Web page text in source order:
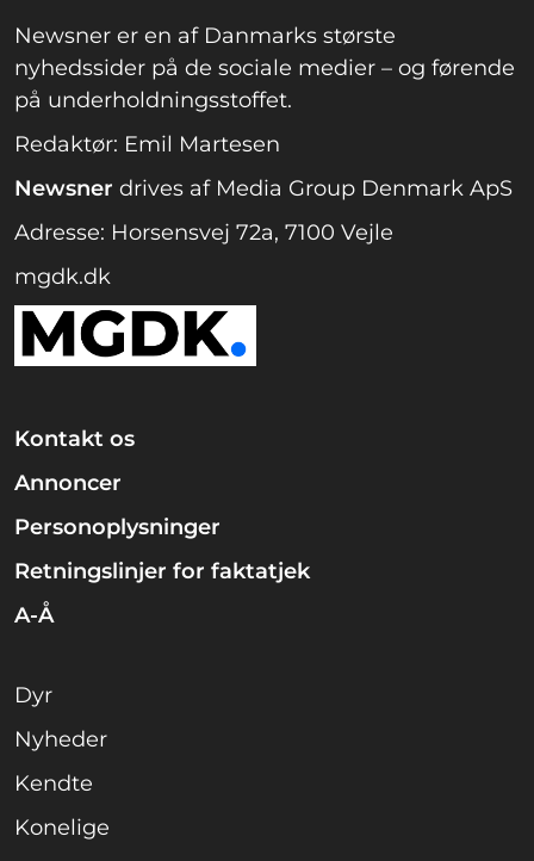
Newsner er en af Danmarks største
nyhedssider på de sociale medier – og førende
på underholdningsstoffet.
Redaktør: Emil Martesen
Newsner drives af Media Group Denmark ApS
Adresse: Horsensvej 72a, 7100 Vejle
mgdk.dk
Kontakt os
Annoncer
Personoplysninger
Retningslinjer for faktatjek
A-Å
Dyr
Nyheder
Kendte
Konelige